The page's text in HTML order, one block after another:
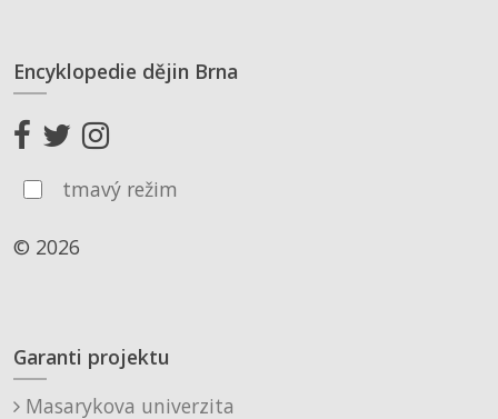
Encyklopedie dějin Brna
tmavý režim
© 2026
Garanti projektu
Masarykova univerzita